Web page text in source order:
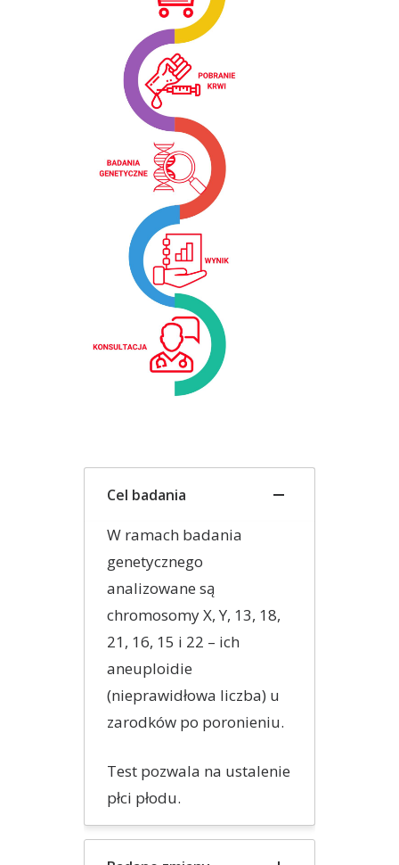
Cel badania
W ramach badania
genetycznego
analizowane są
chromosomy X, Y, 13, 18,
21, 16, 15 i 22 – ich
aneuploidie
(nieprawidłowa liczba) u
zarodków po poronieniu.
Test pozwala na ustalenie
płci płodu.